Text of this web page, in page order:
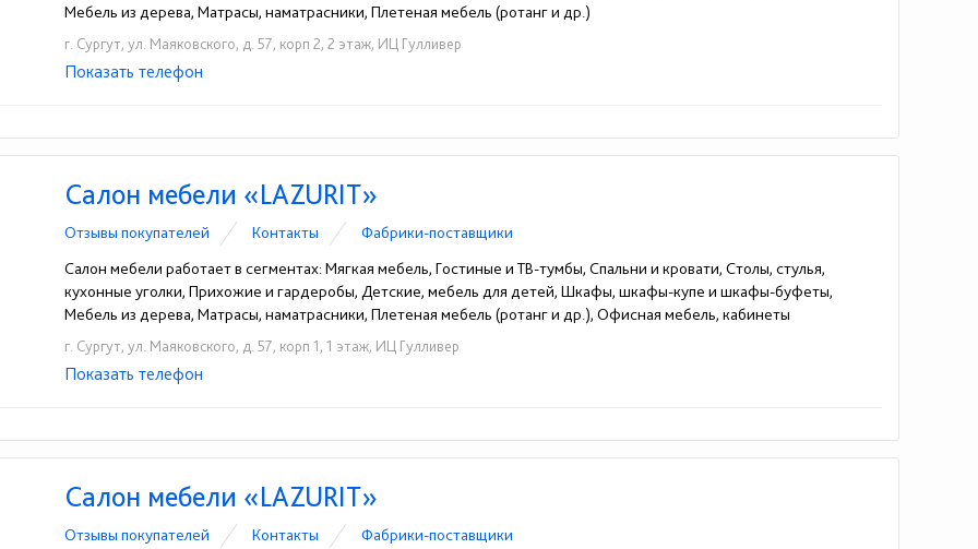
Мебель из дерева, Матрасы, наматрасники, Плетеная мебель (ротанг и др.)
г. Сургут, ул. Маяковского, д. 57, корп 2, 2 этаж, ИЦ Гулливер
☎+7 (909) 042-96-65
Показать телефон
Салон мебели «LAZURIT»
Отзывы покупателей Контакты
Фабрики-поставщики
Салон мебели работает в сегментах: Мягкая мебель, Гостиные и ТВ-тумбы, Спальни и кровати, Столы, стулья,
кухонные уголки, Прихожие и гардеробы, Детские, мебель для детей, Шкафы, шкафы-купе и шкафы-буфеты,
Мебель из дерева, Матрасы, наматрасники, Плетеная мебель (ротанг и др.), Офисная мебель, кабинеты
г. Сургут, ул. Маяковского, д. 57, корп 1, 1 этаж, ИЦ Гулливер
☎+7 (909) 042-96-59
Показать телефон
Салон мебели «LAZURIT»
Отзывы покупателей Контакты
Фабрики-поставщики